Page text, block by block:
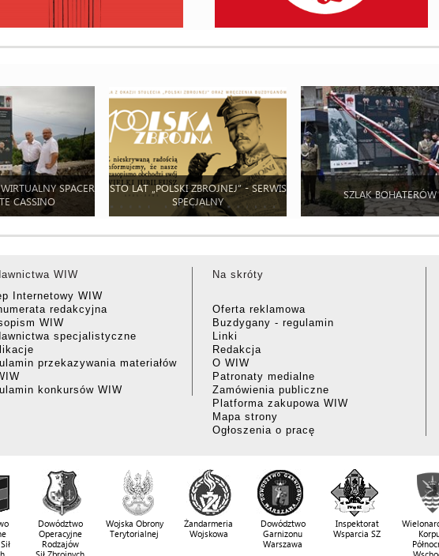
SPACER
CASSINO
STO LAT „POLSKI ZBROJNEJ” - SERWIS
SPECJALNY
SZLAK BOHATERÓW
WIW
Internetowy WIW
redakcyjna
WIW
specjalistyczne
przekazywania materiałów
konkursów WIW
Na skróty
Oferta reklamowa
Buzdygany - regulamin
Linki
Redakcja
O WIW
Patronaty medialne
Zamówienia publiczne
Platforma zakupowa WIW
Mapa strony
Ogłoszenia o pracę
Dowództwo
Operacyjne
Rodzajów
Wojska Obrony
Terytorialnej
Żandarmeria
Wojskowa
Dowództwo
Garnizonu
Warszawa
Inspektorat
Wsparcia SZ